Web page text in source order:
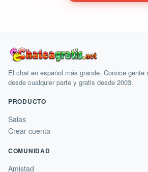
El chat en español más grande. Conoce gente
desde cualquier parte y gratis desde 2003.
PRODUCTO
Salas
Crear cuenta
COMUNIDAD
Amistad